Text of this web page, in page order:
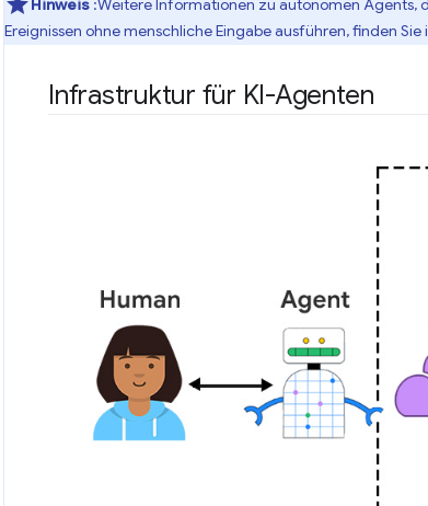
Hinweis :Weitere Informationen zu autonomen Agents,
Ereignissen ohne menschliche Eingabe ausführen, finden Sie
Infrastruktur für KI-Agenten